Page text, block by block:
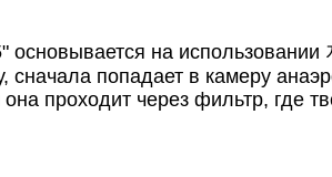
основывается на
попадает в камеру
проходит через фильтр, где